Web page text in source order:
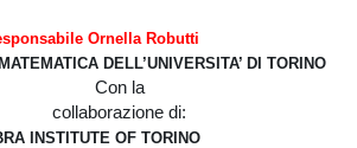
Ornella Robutti
DELL’UNIVERSITA’ DI TORINO
Con la
collaborazione di:
INSTITUTE OF TORINO